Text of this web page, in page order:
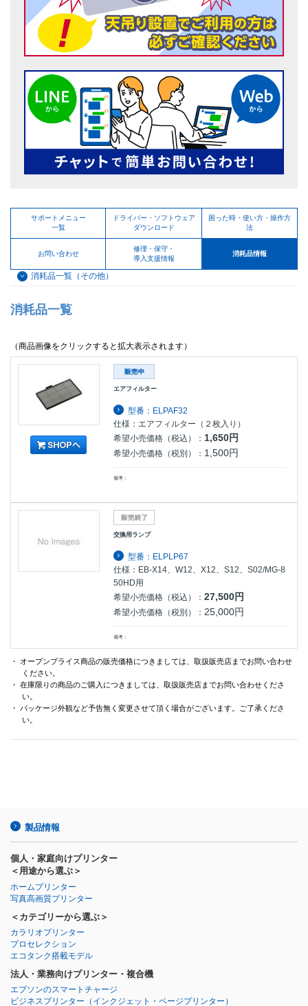
サポートメニュー
一覧
ドライバー・ソフトウェア
ダウンロード
困った時・使い方・操作方
法
お問い合わせ
修理・保守・
導入支援情報
消耗品情報
消耗品一覧（その他）
消耗品一覧
（商品画像をクリックすると拡大表示されます）
エアフィルター
型番：ELPAF32
仕様：エアフィルター（２枚入り）
希望小売価格（税込）： 1,650円
希望小売価格（税別）： 1,500円
備考：
交換用ランプ
型番：ELPLP67
仕様：EB-X14、W12、X12、S12、S02/MG-8
50HD用
希望小売価格（税込）：27,500円
希望小売価格（税別）：25,000円
備考：
・ オープンプライス商品の販売価格につきましては、取扱販売店までお問い合わせ
ください。
・ 在庫限りの商品のご購入につきましては、取扱販売店までお問い合わせくださ
い。
・ パッケージ外観など予告無く変更させて頂く場合がございます。ご了承くださ
い。
製品情報
個人・家庭向けプリンター
＜用途から選ぶ＞
ホームプリンター
写真高画質プリンター
＜カテゴリーから選ぶ＞
カラリオプリンター
プロセレクション
エコタンク搭載モデル
法人・業務向けプリンター・複合機
エプソンのスマートチャージ
ビジネスプリンター （インクジェット・ページプリンター）